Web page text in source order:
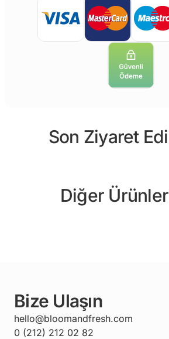
Son Ziyaret
Diğer
Bize Ulaşın
hello@bloomandfresh.com
0 (212) 212 02 82